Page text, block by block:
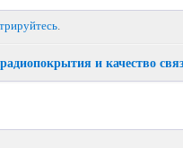
.
и качество